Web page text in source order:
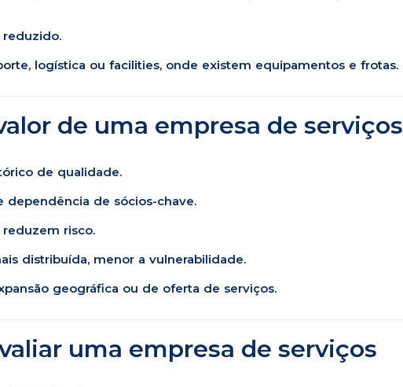
logística ou facilities, onde existem equipamentos e frotas.
de uma empresa de serviços
de qualidade.
de sócios-chave.
risco.
distribuída, menor a vulnerabilidade.
geográfica ou de oferta de serviços.
uma empresa de serviços